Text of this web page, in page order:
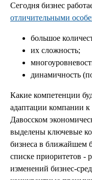
Сегодня бизнес
отличительными
большое
их сложность;
динамичность
Какие компетенции
адаптации компании к
Давосском
выделены ключевые
бизнеса в ближайшем
списке приоритетов -
изменений бизнес-